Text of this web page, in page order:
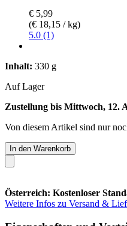
€ 5,99
(€ 18,15 / kg)
5.0 (1)
Inhalt: 330 g
Auf Lager
Zustellung bis Mittwoch, 12.
Von diesem Artikel sind nur
In den Warenkorb
Österreich: Kostenloser
Weitere Infos zu Versand &